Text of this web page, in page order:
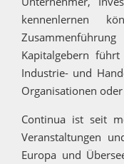
kennenlernen
Kapitalgebern
Industrie- und
Organisationen
Continua ist seit
Veranstaltungen
Europa und